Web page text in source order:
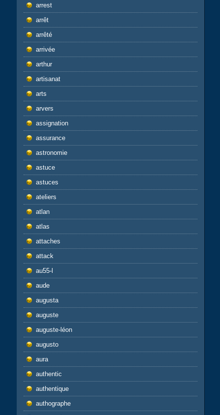
arrest
arrêt
arrêté
arrivée
arthur
artisanat
arts
arvers
assignation
assurance
astronomie
astuce
astuces
ateliers
atlan
atlas
attaches
attack
au55-l
aude
augusta
auguste
auguste-léon
augusto
aura
authentic
authentique
authographe